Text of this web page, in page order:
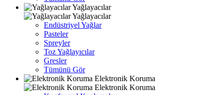
Yağlayacılar
Yağlayacılar
Endüstriyel Yağlar
Pasteler
Spreyler
Toz Yağlayıcılar
Gresler
Tümünü Gör
Elektronik Koruma
Elektronik Koruma